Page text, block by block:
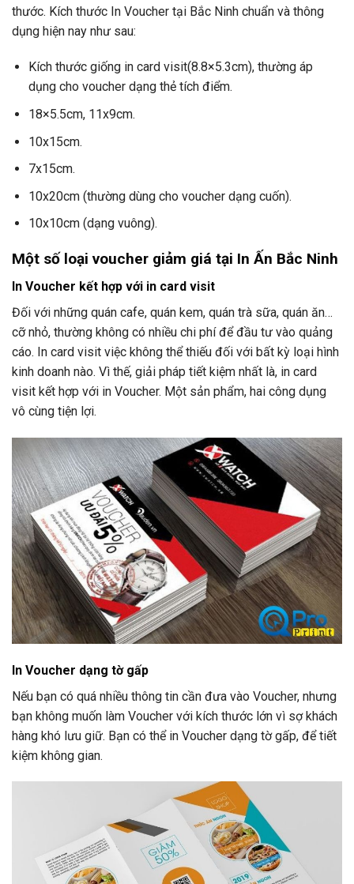
thước. Kích thước In Voucher tại Bắc Ninh chuẩn và thông
dụng hiện nay như sau:
Kích thước giống in card visit(8.8×5.3cm), thường áp
dụng cho voucher dạng thẻ tích điểm.
18×5.5cm, 11x9cm.
10x15cm.
7x15cm.
10x20cm (thường dùng cho voucher dạng cuốn).
10x10cm (dạng vuông).
Một số loại voucher giảm giá tại In Ấn Bắc Ninh
In Voucher kết hợp với in card visit
Đối với những quán cafe, quán kem, quán trà sữa, quán ăn…
cỡ nhỏ, thường không có nhiều chi phí để đầu tư vào quảng
cáo. In card visit việc không thể thiếu đối với bất kỳ loại hình
kinh doanh nào. Vì thế, giải pháp tiết kiệm nhất là, in card
visit kết hợp với in Voucher. Một sản phẩm, hai công dụng
vô cùng tiện lợi.
In Voucher dạng tờ gấp
Nếu bạn có quá nhiều thông tin cần đưa vào Voucher, nhưng
bạn không muốn làm Voucher với kích thước lớn vì sợ khách
hàng khó lưu giữ. Bạn có thể in Voucher dạng tờ gấp, để tiết
kiệm không gian.